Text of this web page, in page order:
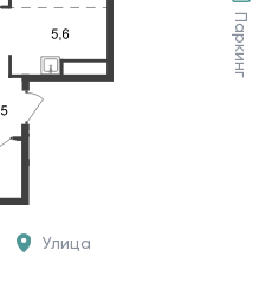
Паркинг
Улица